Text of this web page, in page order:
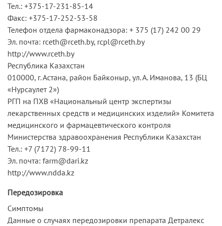
Тел.: +375-17-231-85-14
Факс: +375-17-252-53-58
Телефон отдела фармаконадзора: + 375 (17) 242 00 29
Эл. почта: rceth@rceth.by, rcpl@rceth.by
http://www.rceth.by
Республика Казахстан
010000, г. Астана, район Байконыр, ул. А. Иманова, 13 (БЦ
«Нурсаулет 2»)
РГП на ПХВ «Национальный центр экспертизы
лекарственных средств и медицинских изделий» Комитета
медицинского и фармацевтического контроля
Министерства здравоохранения Республики Казахстан
Тел.: +7 (7172) 78-99-11
Эл. почта: farm@dari.kz
http://www.ndda.kz
Передозировка
Симптомы
Данные о случаях передозировки препарата Детралекс